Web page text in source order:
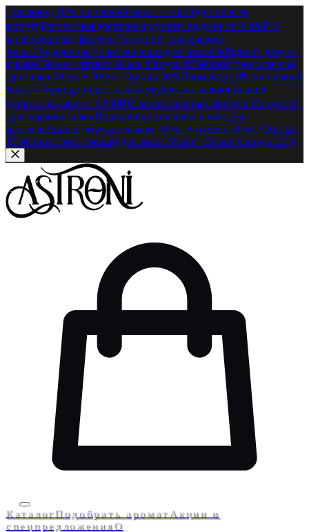
Промокод 10% на первый заказ — пройди опрос за
минутуБесплатная доставка в пункты выдачи от 9 800₽12
молекулярных формул. По одной для каждого
знака.Подарочная упаковка в каждом заказеЗвёздный ритуал:
флакон 50 мл + тревел 10 мл. Скидка 15%Синастрия: смешай
два знака 50 мл + 50 мл. Скидка 20%Промокод 10% на первый
заказ — пройди опрос за минутуБесплатная доставка в
пункты выдачи от 9 800₽12 молекулярных формул. По одной
для каждого знака.Подарочная упаковка в каждом
заказеЗвёздный ритуал: флакон 50 мл + тревел 10 мл. Скидка
15%Синастрия: смешай два знака 50 мл + 50 мл. Скидка 20%
Перейти к содержимому
КаталогПодобрать аромат Акции и
спецпредложенияО